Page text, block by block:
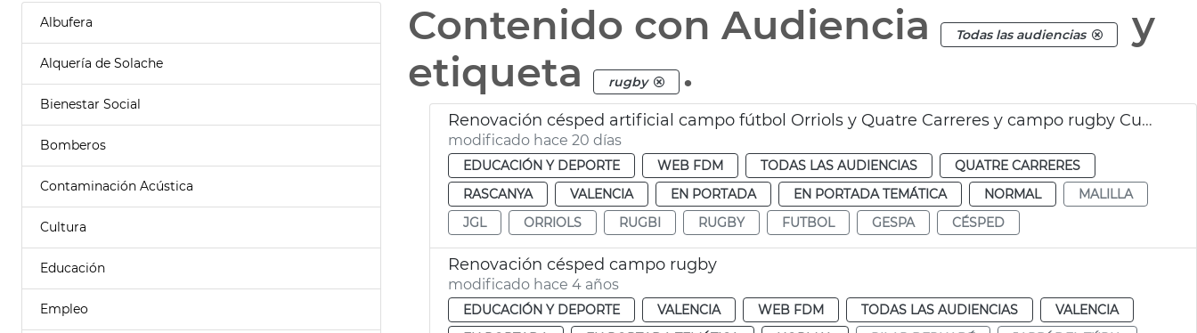
Albufera
Alquería de Solache
Bienestar Social
Bomberos
Contaminación Acústica
Cultura
Educación
Empleo
Contenido con Audiencia Todas las audiencias
y
etiqueta
rugby .
Renovación césped artificial campo fútbol Orriols y Quatre Carreres y campo rugby Cuatro Carreres València
modificado hace 20 días
EDUCACIÓN Y DEPORTE WEB FDM TODAS LAS AUDIENCIAS
QUATRE CARRERES
RASCANYA
VALENCIA EN PORTADA EN PORTADA TEMÁTICA NORMAL
MALILLA
JGL
ORRIOLS RUGBI RUGBY FUTBOL GESPA CÉSPED
Renovación césped campo rugby
modificado hace 4 años
EDUCACIÓN Y DEPORTE VALENCIA WEB FDM TODAS LAS AUDIENCIAS
VALENCIA